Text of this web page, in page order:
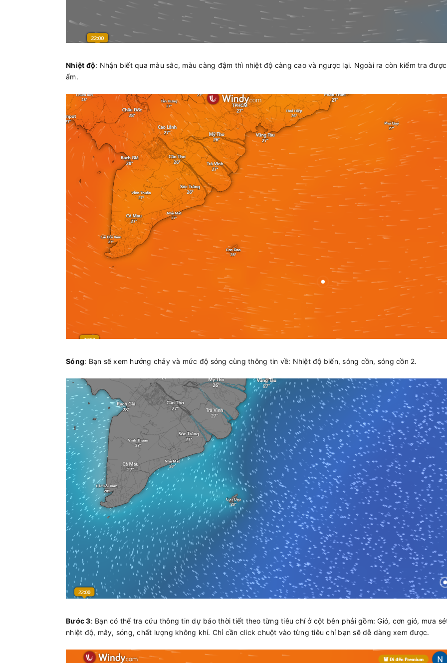
Nhiệt độ: Nhận biết qua màu sắc, màu càng đậm thì nhiệt độ càng cao và ngược lại. Ngoài ra còn kiểm tra
ẩm.
Sóng: Bạn sẽ xem hướng chảy và mức độ sóng cùng thông tin về: Nhiệt độ biển, sóng cồn, sóng cồn 2.
Bước 3: Bạn có thể tra cứu thông tin dự báo thời tiết theo từng tiêu chí ở cột bên phải gồm: Gió, cơn gió, mưa
nhiệt độ, mây, sóng, chất lượng không khí. Chỉ cần click chuột vào từng tiêu chí bạn sẽ dễ dàng xem được.